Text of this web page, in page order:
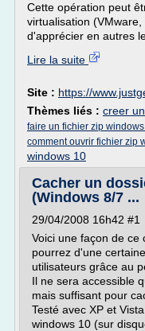
Cette opération peut
virtualisation
d'apprécier en autres
Lire la suite
Site : https://
Thèmes liés : creer
faire un fichier zip
comment ouvrir fichier zip
windows 10
Cacher un
(Windows 8/7 ...
29/04/2008 16h42 #1
Voici une façon de ce
pourrez d'une
utilisateurs grâce au
Il ne sera accessible
mais suffisant pour
Testé avec XP et
windows 10 (sur